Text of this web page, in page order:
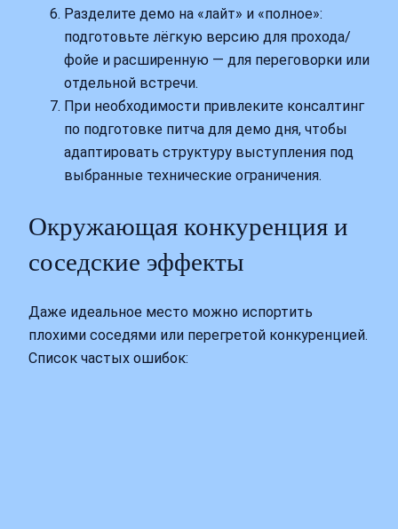
Разделите демо на «лайт» и «полное»:
подготовьте лёгкую версию для прохода/
фойе и расширенную — для переговорки или
отдельной встречи.
При необходимости привлеките консалтинг
по подготовке питча для демо дня, чтобы
адаптировать структуру выступления под
выбранные технические ограничения.
Окружающая конкуренция и
соседские эффекты
Даже идеальное место можно испортить
плохими соседями или перегретой конкуренцией.
Список частых ошибок: